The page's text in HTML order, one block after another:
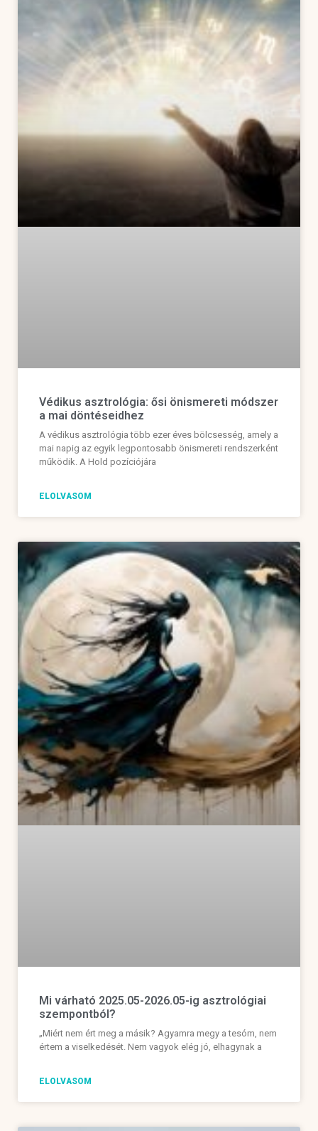
Védikus asztrológia: ősi önismereti módszer
a mai döntéseidhez
A védikus asztrológia több ezer éves bölcsesség, amely a
mai napig az egyik legpontosabb önismereti rendszerként
működik. A Hold pozíciójára
ELOLVASOM
Mi várható 2025.05-2026.05-ig asztrológiai
szempontból?
„Miért nem ért meg a másik? Agyamra megy a tesóm, nem
értem a viselkedését. Nem vagyok elég jó, elhagynak a
ELOLVASOM